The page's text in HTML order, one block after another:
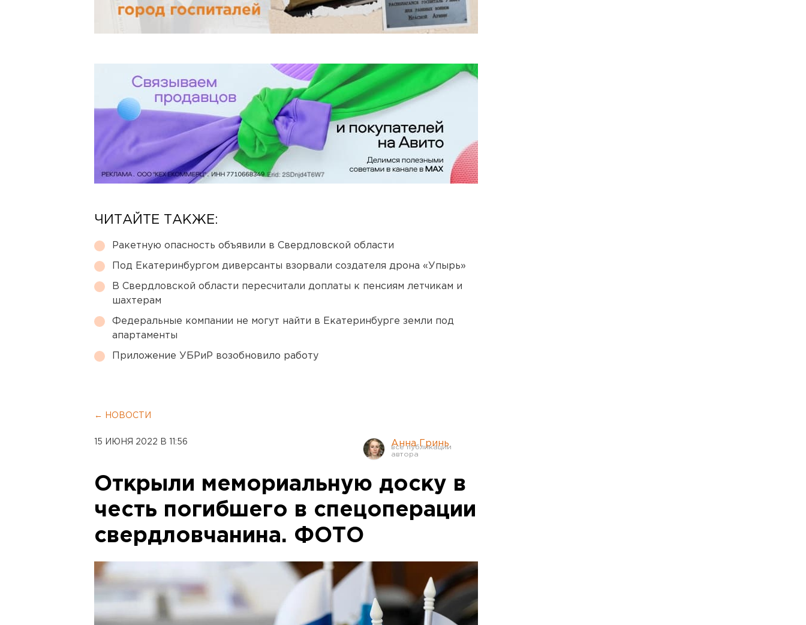
ЧИТАЙТЕ ТАКЖЕ:
Ракетную опасность объявили в Свердловской области
Под Екатеринбургом диверсанты взорвали создателя дрона «Упырь»
В Свердловской области пересчитали доплаты к пенсиям летчикам и
шахтерам
Федеральные компании не могут найти в Екатеринбурге земли под
апартаменты
Приложение УБРиР возобновило работу
← НОВОСТИ
15 ИЮНЯ 2022 В 11:56 Анна Гринь
Открыли мемориальную доску в
честь погибшего в спецоперации
свердловчанина. ФОТО